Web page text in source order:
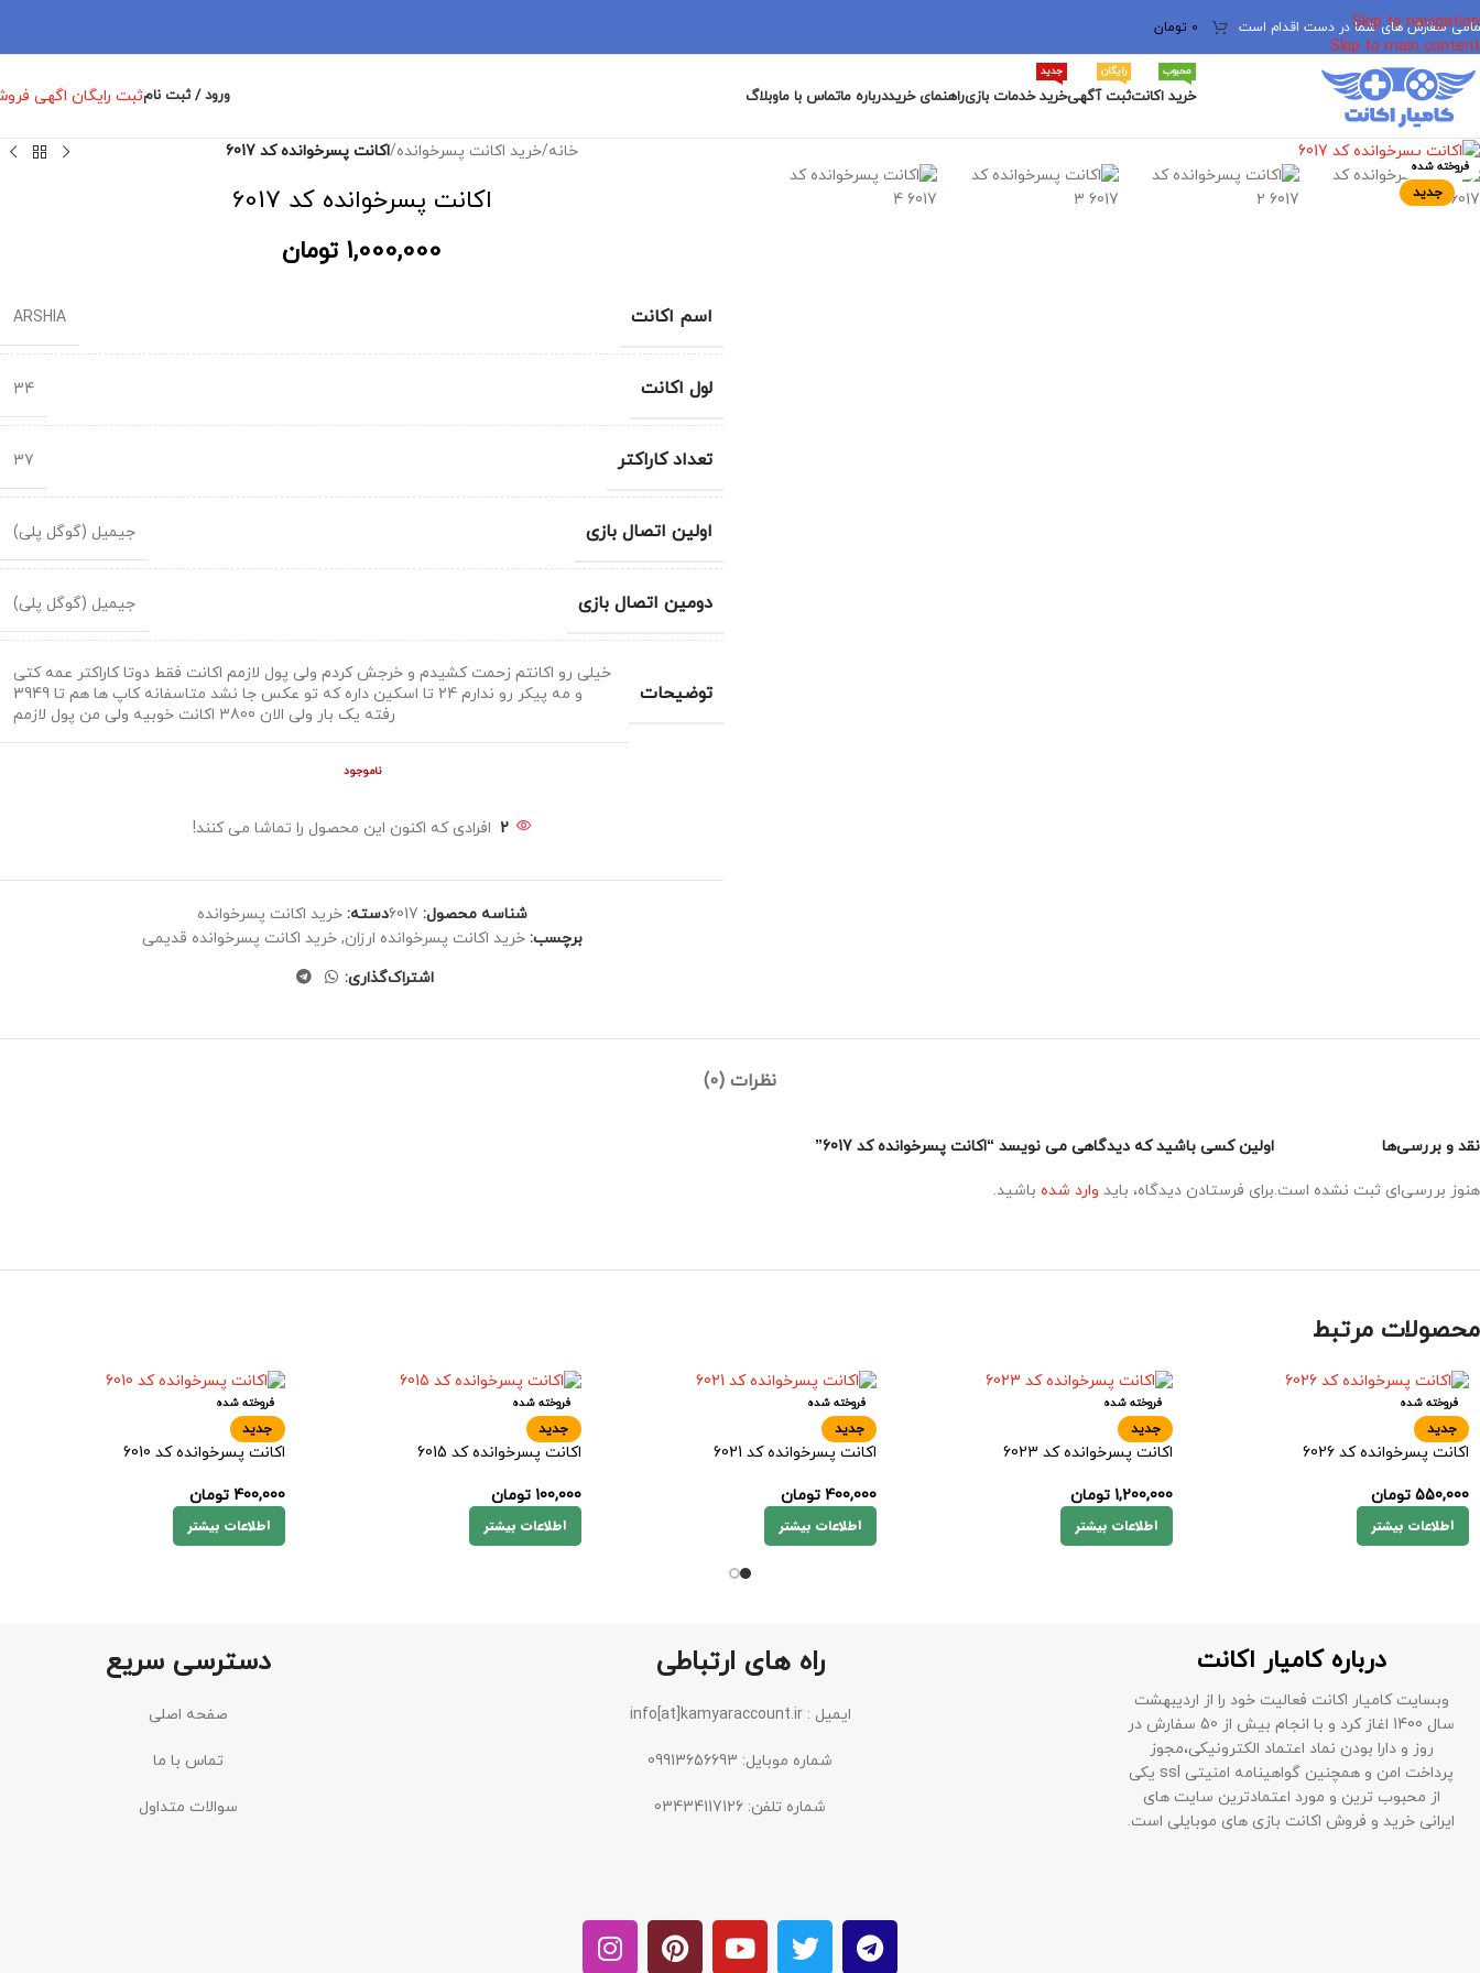
Skip to navigation
Skip to main content
سفارش های شما در دست اقدام است 0 تومان
خرید اکانت
محبوب
ثبت آگهی
رایگان
خرید خدمات بازی
جدید
راهنمای خریددرباره ماتماس با ماوبلاگ ورود / ثبت نامثبت رایگان اگهی
فروخته شده
جدید
برای بزرگنمایی کلیک کنید
خانه/خرید اکانت پسرخوانده/اکانت پسرخوانده کد 6017
اکانت پسرخوانده کد 6017
1,000,000 تومان
اسم اکانت ARSHIA
لول اکانت 34
تعداد کاراکتر 37
اولین اتصال بازی جیمیل (گوگل پلی)
دومین اتصال بازی جیمیل (گوگل پلی)
توضیحات
خیلی رو اکانتم زحمت کشیدم و خرجش کردم ولی پول لازمم اکانت فقط دوتا کاراکتر عمه کتی
و مه پیکر رو ندارم 24 تا اسکین داره که تو عکس جا نشد متاسفانه کاپ ها هم تا 3949
رفته یک بار ولی الان 3800 اکانت خوبیه ولی من پول لازمم
ناموجود
2 افرادی که اکنون این محصول را تماشا می کنند!
شناسه محصول: 6017دسته: خرید اکانت پسرخوانده
برچسب: خرید اکانت پسرخوانده ارزان, خرید اکانت پسرخوانده قدیمی
اشتراک‌گذاری:
نظرات (0)
نقد و بررسی‌ها
هنوز بررسی‌ای ثبت نشده است.
اولین کسی باشید که دیدگاهی می نویسد “اکانت پسرخوانده کد 6017”
برای فرستادن دیدگاه، باید وارد شده باشید.
محصولات مرتبط
فروخته شده
جدید
اکانت پسرخوانده کد 6026
550,000 تومان
اطلاعات بیشتر
فروخته شده
جدید
اکانت پسرخوانده کد 6023
1,200,000 تومان
اطلاعات بیشتر
فروخته شده
جدید
اکانت پسرخوانده کد 6021
400,000 تومان
اطلاعات بیشتر
فروخته شده
جدید
اکانت پسرخوانده کد 6015
100,000 تومان
اطلاعات بیشتر
فروخته شده
جدید
اکانت پسرخوانده کد 6010
400,000 تومان
اطلاعات بیشتر
درباره کامیار اکانت
وبسایت کامیار اکانت فعالیت خود را از اردیبهشت
سال 1400 اغاز کرد و با انجام بیش از 50 سفارش در
روز و دارا بودن نماد اعتماد الکترونیکی،مجوز
پرداخت امن و همچنین گواهینامه امنیتی ssl یکی
از محبوب ترین و مورد اعتمادترین سایت های
ایرانی خرید و فروش اکانت بازی های موبایلی است.
راه های ارتباطی
ایمیل : info[at]kamyaraccount.ir
شماره موبایل: 09913656693
شماره تلفن: 03434117126
دسترسی سریع
صفحه اصلی
تماس با ما
سوالات متداول